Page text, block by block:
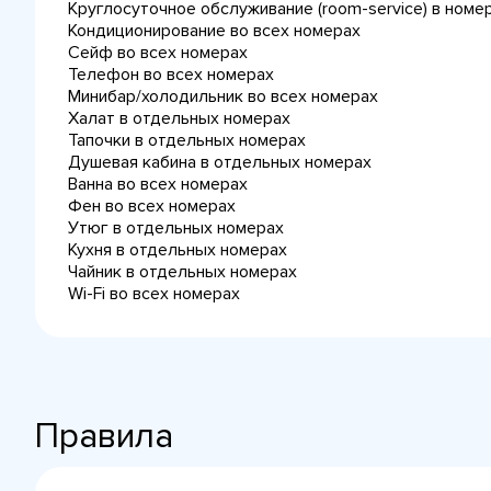
Круглосуточное обслуживание (room-service) в
Кондиционирование во всех номерах
Сейф во всех номерах
Телефон во всех номерах
Минибар/холодильник во всех номерах
Халат в отдельных номерах
Тапочки в отдельных номерах
Душевая кабина в отдельных номерах
Ванна во всех номерах
Фен во всех номерах
Утюг в отдельных номерах
Кухня в отдельных номерах
Чайник в отдельных номерах
Wi-Fi во всех номерах
Правила